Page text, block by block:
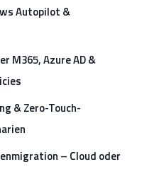
Autopilot &
M365, Azure AD &
& Zero-Touch-
– Cloud oder